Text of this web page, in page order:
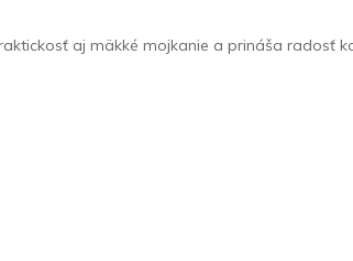
aj mäkké mojkanie a prináša radosť